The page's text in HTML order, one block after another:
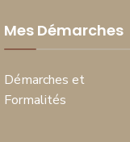
Mes Démarches
Démarches et
Formalités